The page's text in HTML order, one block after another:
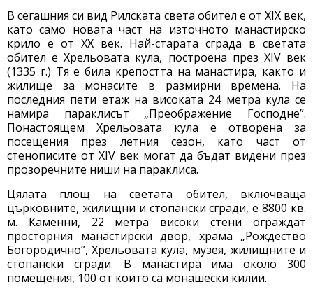
В сегашния си вид Рилската света обител е от XIX век,
като само новата част на източното манастирско
крило е от XX век. Най-старата сграда в светата
обител е Хрельовата кула, построена през XIV век
(1335 г.) Тя е била крепостта на манастира, както и
жилище за монасите в размирни времена. На
последния пети етаж на високата 24 метра кула се
намира параклисът „Преображение Господне”.
Понастоящем Хрельовата кула е отворена за
посещения през летния сезон, като част от
стенописите от XIV век могат да бъдат видени през
прозоречните ниши на параклиса.
Цялата площ на светата обител, включваща
църковните, жилищни и стопански сгради, е 8800 кв.
м. Каменни, 22 метра високи стени ограждат
просторния манастирски двор, храма „Рождество
Богородично”, Хрельовата кула, музея, жилищните и
стопански сгради. В манастира има около 300
помещения, 100 от които са монашески килии.